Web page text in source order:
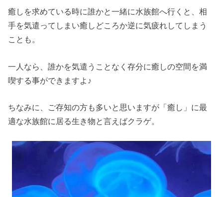
癒しを求めている時に誰かと一緒に水族館へ行くと、相
手を気遣ってしまい癒しどころか逆に気疲れしてしまう
ことも。
一人なら、誰かを気遣うことなく存分に癒しの空間を満
喫する事ができますよ♪
ちなみに、ご存知の方も多いと思いますが「癒し」に最
適な水族館に居る生き物と言えばクラゲ。